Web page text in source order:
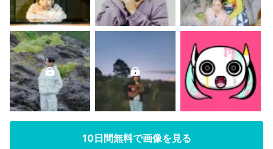
10日間無料で画像を見る